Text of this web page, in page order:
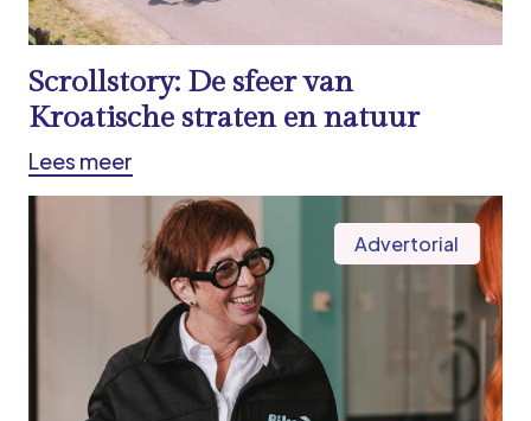
Scrollstory: De sfeer van
Kroatische straten en natuur
Lees meer
Advertorial